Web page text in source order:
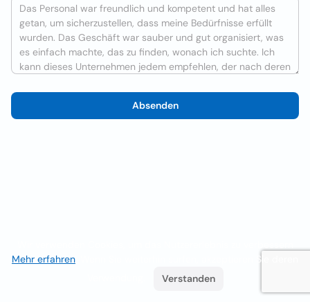
Absenden
Mehr erfahren . Wenn Sie weiterhin surfen, akzeptieren Sie deren
Verstanden